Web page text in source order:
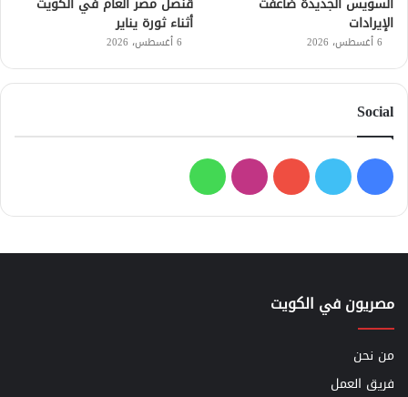
الإيرادات
6 أغسطس، 2026
أثناء ثورة يناير
6 أغسطس، 2026
Social
فيسبوك
تويتر يوتيوبانستقرامواتساب
مصريون في الكويت
من نحن
فريق العمل